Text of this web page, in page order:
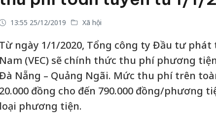
13:55 25/12/2019 Xã hội
Từ ngày 1/1/2020, Tổng công ty Đầu tư
Nam (VEC) sẽ chính thức thu phí phương
Nẵng – Quảng Ngãi. Mức thu phí trên
20.000 đồng cho đến 790.000 đồng/phương
loại phương tiện.